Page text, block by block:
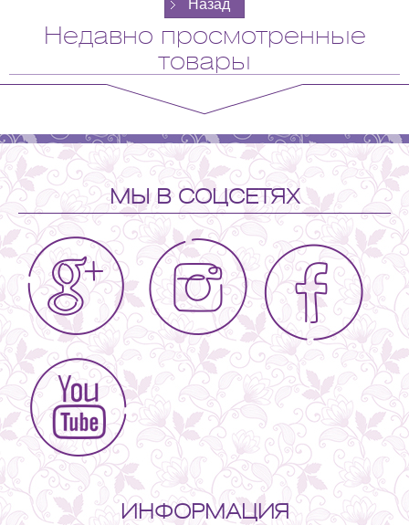
Недавно просмотренные
товары
МЫ В СОЦСЕТЯХ
ИНФОРМАЦИЯ